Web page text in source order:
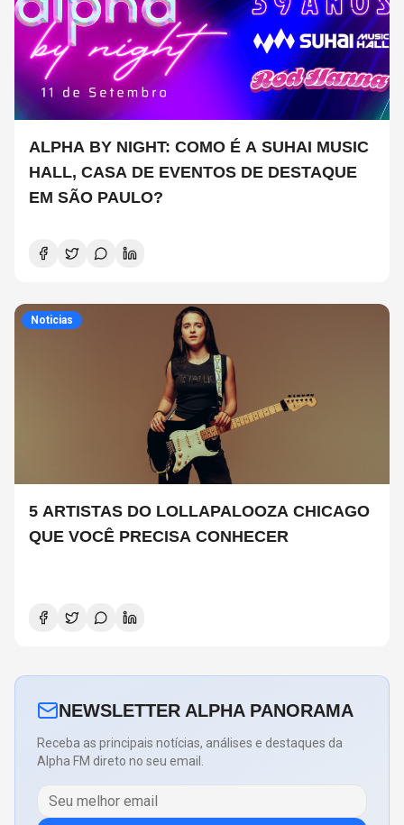
ALPHA BY NIGHT: COMO É A SUHAI MUSIC
HALL, CASA DE EVENTOS DE DESTAQUE
EM SÃO PAULO?
Noticias
5 ARTISTAS DO LOLLAPALOOZA CHICAGO
QUE VOCÊ PRECISA CONHECER
NEWSLETTER ALPHA PANORAMA
Receba as principais notícias, análises e destaques da
Alpha FM direto no seu email.